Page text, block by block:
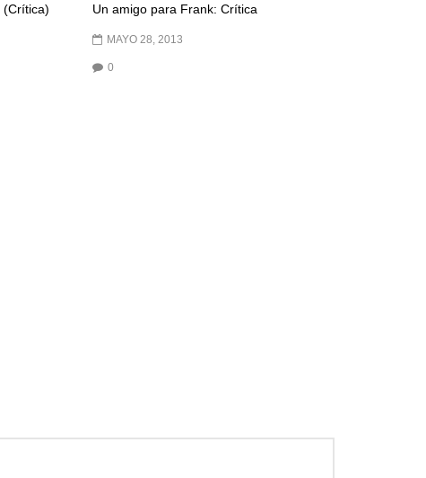
Un amigo para Frank: Crítica
MAYO 28, 2013
0